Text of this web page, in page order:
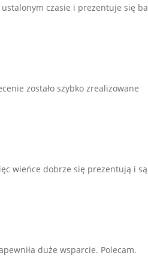
czasie i prezentuje się
zostało szybko zrealizowane
wieńce dobrze się prezentują i są
duże wsparcie. Polecam.